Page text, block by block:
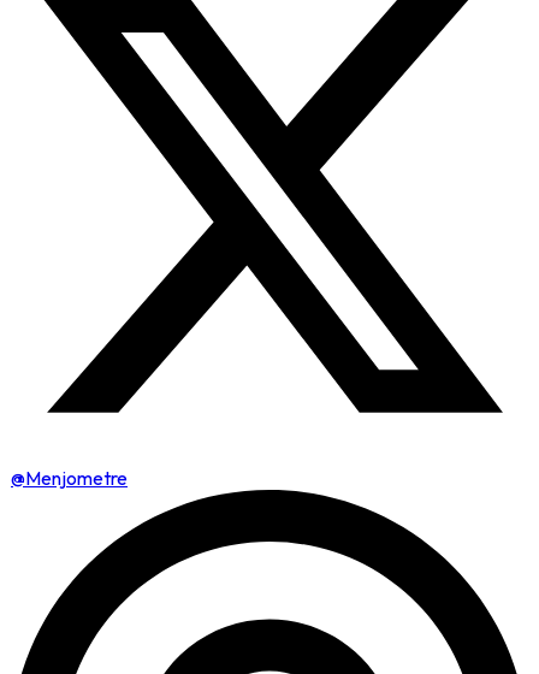
@Menjometre